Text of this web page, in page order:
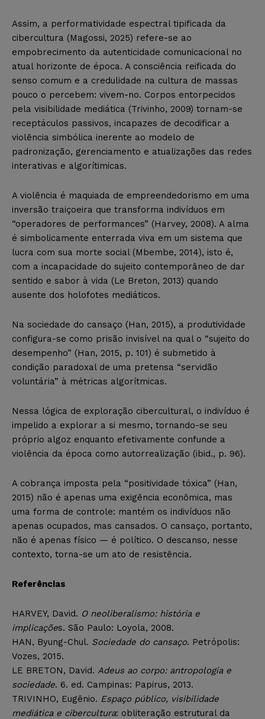
Assim, a performatividade espectral tipificada da
cibercultura (Magossi, 2025) refere-se ao
empobrecimento da autenticidade comunicacional no
atual horizonte de época. A consciência reificada do
senso comum e a credulidade na cultura de massas
pouco o percebem: vivem-no. Corpos entorpecidos
pela visibilidade mediática (Trivinho, 2009) tornam-se
receptáculos passivos, incapazes de decodificar a
violência simbólica inerente ao modelo de
padronização, gerenciamento e atualizações das redes
interativas e algorítimicas.
A violência é maquiada de empreendedorismo em uma
inversão traiçoeira que transforma indivíduos em
“operadores de performances” (Harvey, 2008). A alma
é simbolicamente enterrada viva em um sistema que
lucra com sua morte social (Mbembe, 2014), isto é,
com a incapacidade do sujeito contemporâneo de dar
sentido e sabor à vida (Le Breton, 2013) quando
ausente dos holofotes mediáticos.
Na sociedade do cansaço (Han, 2015), a produtividade
configura-se como prisão invisível na qual o “sujeito do
desempenho” (Han, 2015, p. 101) é submetido à
condição paradoxal de uma pretensa “servidão
voluntária” à métricas algorítmicas.
Nessa lógica de exploração cibercultural, o indivíduo é
impelido a explorar a si mesmo, tornando-se seu
próprio algoz enquanto efetivamente confunde a
violência da época como autorrealização (ibid., p. 96).
A cobrança imposta pela “positividade tóxica” (Han,
2015) não é apenas uma exigência econômica, mas
uma forma de controle: mantém os indivíduos não
apenas ocupados, mas cansados. O cansaço, portanto,
não é apenas físico — é político. O descanso, nesse
contexto, torna-se um ato de resistência.
Referências
HARVEY, David. O neoliberalismo: história e
implicações. São Paulo: Loyola, 2008.
HAN, Byung-Chul. Sociedade do cansaço. Petrópolis:
Vozes, 2015.
LE BRETON, David. Adeus ao corpo: antropologia e
sociedade. 6. ed. Campinas: Papirus, 2013.
TRIVINHO, Eugênio. Espaço público, visibilidade
mediática e cibercultura: obliteração estrutural da